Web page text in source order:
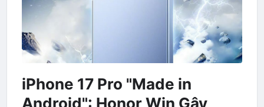
iPhone 17 Pro "Made in
Android": Honor Win Gây